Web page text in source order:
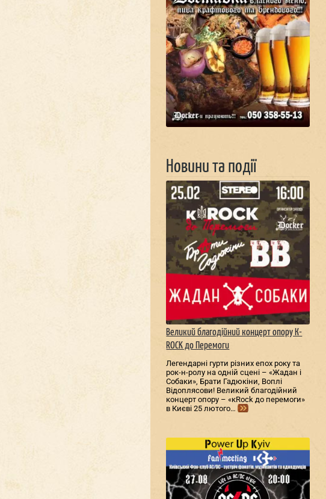
Новини та події
Великий благодійний концерт опору К-
ROCK до Перемоги
Легендарні гурти різних епох року та
рок-н-ролу на одній сцені – «Жадан і
Собаки», Брати Гадюкіни, Воплі
Відоплясови! Великий благодійний
концерт опору – «кRock до перемоги»
в Києві 25 лютого…